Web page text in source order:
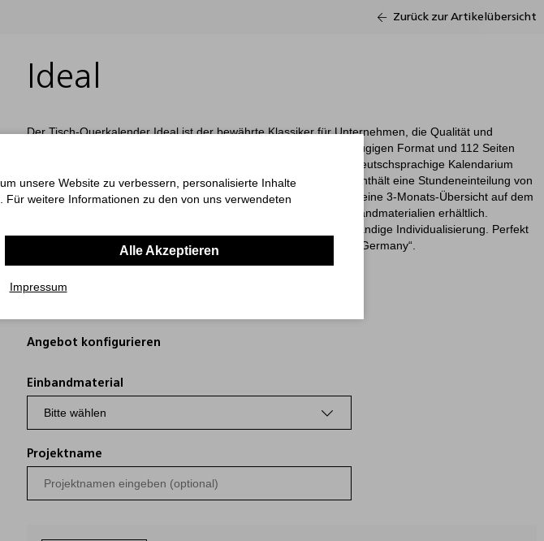
Zurück zur Artikelübersicht
Ideal
Der Tisch-Querkalender Ideal ist der bewährte Klassiker für Unternehmen, die Qualität und
individuelle Gestaltungsmöglichkeiten schätzen. Mit einem großzügigen Format und 112 Seiten
bietet er eine praktische Wochenübersicht auf zwei Seiten. Das deutschsprachige Kalendarium
(D/GB/F) hebt Sonn- und Feiertage in Rot (HKS 14) hervor und enthält eine Stundeneinteilung von
8 bis 21 Uhr auf dem unteren Blatt sowie einen Notizbereich und eine 3-Monats-Übersicht auf dem
oberen Blatt. Der Kalender ist in einer Vielzahl hochwertiger Einbandmaterialien erhältlich.
Umfangreiche Veredelungsmöglichkeiten ermöglichen eine vollständige Individualisierung. Perfekt
für professionelle und nachhaltige Werbekampagnen – „Made in Germany“.
ab 50 Stück
Angebot konfigurieren
Einbandmaterial
Projektname
unsere Website zu verbessern, personalisierte Inhalte
weitere Informationen zu den von uns verwendeten
Alle Akzeptieren
Impressum